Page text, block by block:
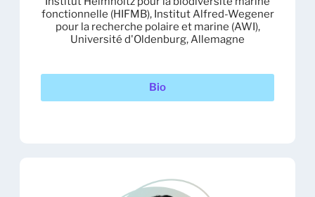
fonctionnelle (HIFMB), Institut Alfred-Wegener
pour la recherche polaire et marine (AWI),
Université d'Oldenburg, Allemagne
Bio